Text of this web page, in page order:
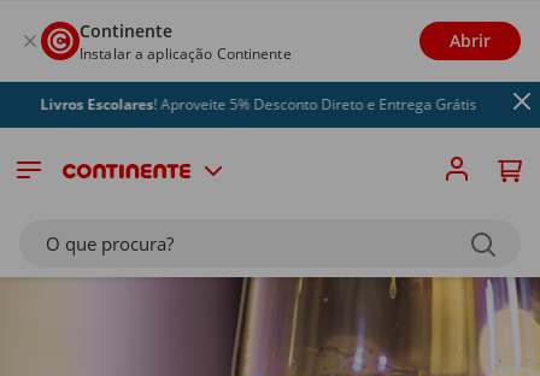
Continente
Instalar a aplicação Continente
Abrir
Escolares! Aproveite 5% Desconto Direto e Entrega Grátis
O que procura?